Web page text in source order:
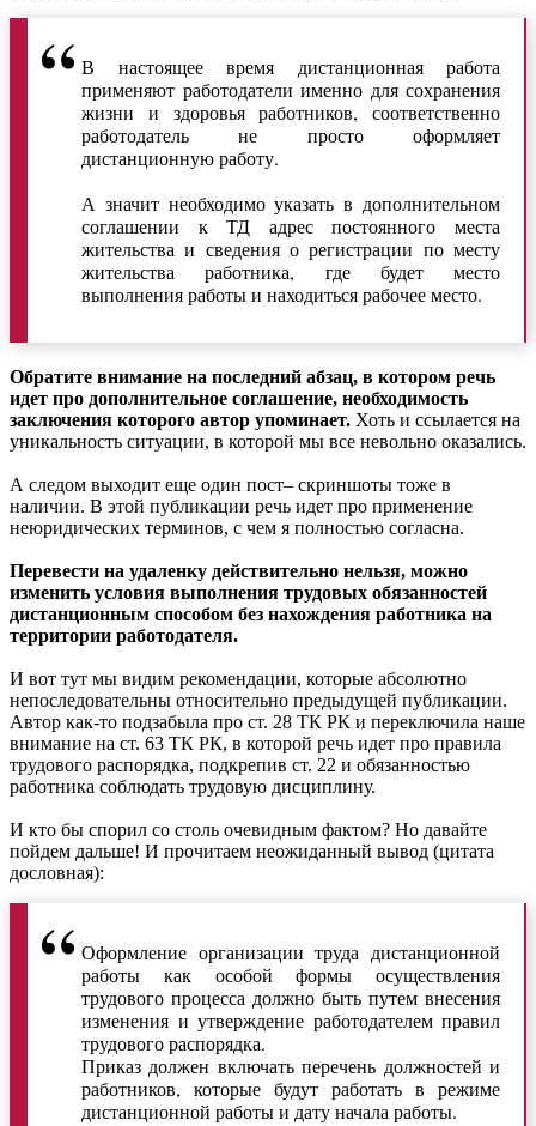
В настоящее время дистанционная работа
применяют работодатели именно для сохранения
жизни и здоровья работников, соответственно
работодатель не просто оформляет
дистанционную работу.
А значит необходимо указать в дополнительном
соглашении к ТД адрес постоянного места
жительства и сведения о регистрации по месту
жительства работника, где будет место
выполнения работы и находиться рабочее место.
Обратите внимание на последний абзац, в котором речь
идет про дополнительное соглашение, необходимость
заключения которого автор упоминает. Хоть и ссылается на
уникальность ситуации, в которой мы все невольно оказались.
А следом выходит еще один пост– скриншоты тоже в
наличии. В этой публикации речь идет про применение
неюридических терминов, с чем я полностью согласна.
Перевести на удаленку действительно нельзя, можно
изменить условия выполнения трудовых обязанностей
дистанционным способом без нахождения работника на
территории работодателя.
И вот тут мы видим рекомендации, которые абсолютно
непоследовательны относительно предыдущей публикации.
Автор как-то подзабыла про ст. 28 ТК РК и переключила наше
внимание на ст. 63 ТК РК, в которой речь идет про правила
трудового распорядка, подкрепив ст. 22 и обязанностью
работника соблюдать трудовую дисциплину.
И кто бы спорил со столь очевидным фактом? Но давайте
пойдем дальше! И прочитаем неожиданный вывод (цитата
дословная):
Оформление организации труда дистанционной
работы как особой формы осуществления
трудового процесса должно быть путем внесения
изменения и утверждение работодателем правил
трудового распорядка.
Приказ должен включать перечень должностей и
работников, которые будут работать в режиме
дистанционной работы и дату начала работы.